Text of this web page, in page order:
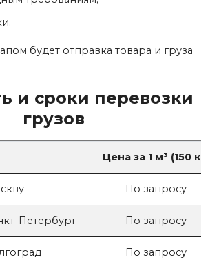
будет отправка товара и груза
и сроки перевозки
грузов
Цена за 1 м³ (150
По запросу
Петербург По запросу
По запросу